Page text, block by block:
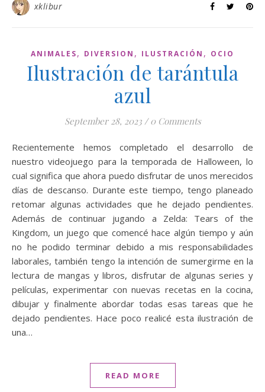
xklibur
ANIMALES, DIVERSION , ILUSTRACIÓN , OCIO
Ilustración de tarántula
azul
September 28, 2023 / 0 Comments
Recientemente hemos completado el desarrollo de
nuestro videojuego para la temporada de Halloween, lo
cual significa que ahora puedo disfrutar de unos merecidos
días de descanso. Durante este tiempo, tengo planeado
retomar algunas actividades que he dejado pendientes.
Además de continuar jugando a Zelda: Tears of the
Kingdom, un juego que comencé hace algún tiempo y aún
no he podido terminar debido a mis responsabilidades
laborales, también tengo la intención de sumergirme en la
lectura de mangas y libros, disfrutar de algunas series y
películas, experimentar con nuevas recetas en la cocina,
dibujar y finalmente abordar todas esas tareas que he
dejado pendientes. Hace poco realicé esta ilustración de
una…
READ MORE